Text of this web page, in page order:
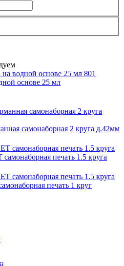
801
основе 25 мл
самонаборная 2 круга д.42мм
печать 1.5 круга
печать 1 круг